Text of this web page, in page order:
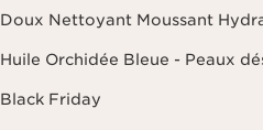
Doux Nettoyant Moussant
Huile Orchidée Bleue - Peaux
Black Friday